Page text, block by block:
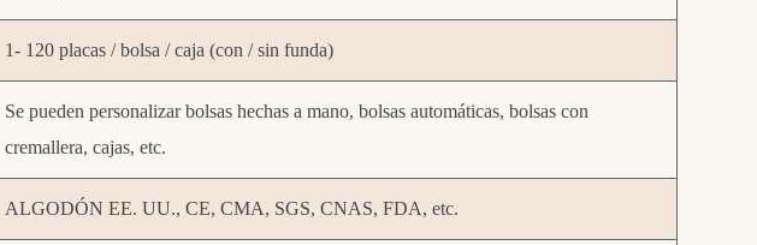
1- 120 placas / bolsa / caja (con / sin funda)
Se pueden personalizar bolsas hechas a mano, bolsas automáticas, bolsas con
cremallera, cajas, etc.
ALGODÓN EE. UU., CE, CMA, SGS, CNAS, FDA, etc.